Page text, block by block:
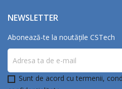
NEWSLETTER
Abonează-te la noutățile CSTech
Sunt de acord cu termenii,